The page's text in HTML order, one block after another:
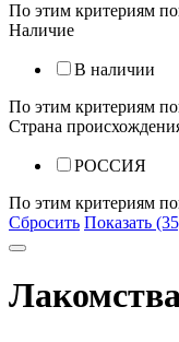
По этим критериям
Наличие
В наличии
По этим критериям
Страна
РОССИЯ
По этим критериям
Сбросить Показать